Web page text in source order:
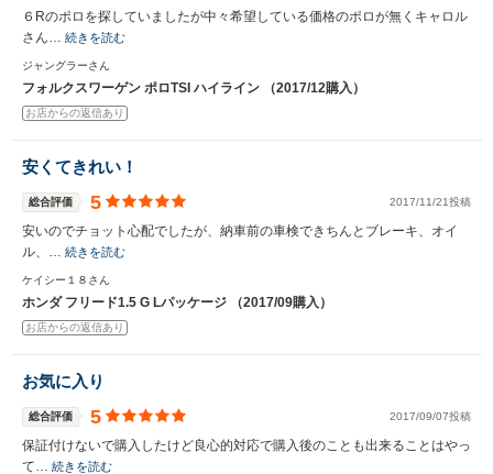
６Rのポロを探していましたが中々希望している価格のポロが無くキャロル
さん… 続きを読む
ジャングラーさん
フォルクスワーゲン ポロTSI ハイライン （2017/12購入）
お店からの返信あり
安くてきれい！
総合評価 5 2017/11/21投稿
安いのでチョット心配でしたが、納車前の車検できちんとブレーキ、オイ
ル、… 続きを読む
ケイシー１８さん
ホンダ フリード1.5 G Lパッケージ （2017/09購入）
お店からの返信あり
お気に入り
総合評価 5 2017/09/07投稿
保証付けないで購入したけど良心的対応で購入後のことも出来ることはやっ
て… 続きを読む